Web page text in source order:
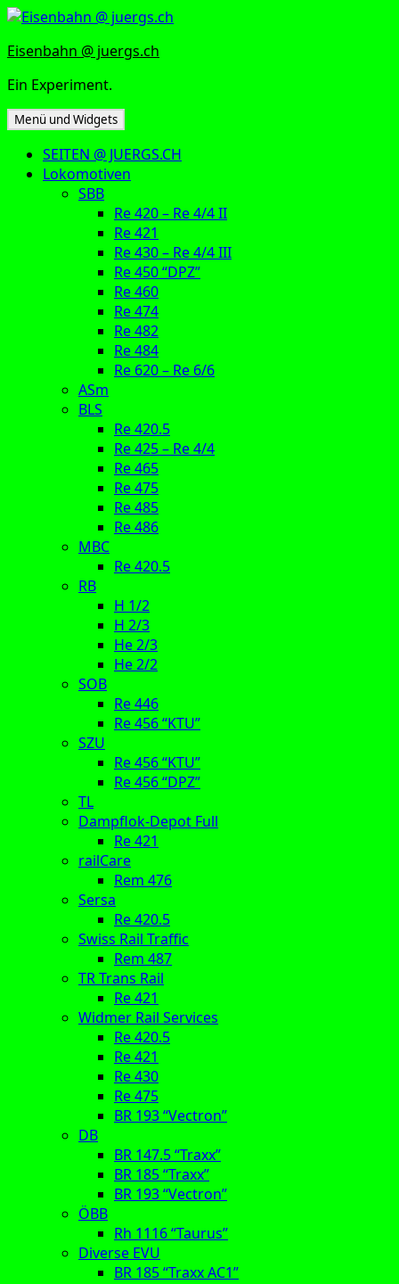
Zum
springen
Eisenbahn @ juergs.ch
Ein Experiment.
Menü und Widgets
SEITEN @ JUERGS.CH
Lokomotiven
SBB
Re 420 – Re 4/4 II
Re 421
Re 430 – Re 4/4 III
Re 450 “DPZ”
Re 460
Re 474
Re 482
Re 484
Re 620 – Re 6/6
ASm
BLS
Re 420.5
Re 425 – Re 4/4
Re 465
Re 475
Re 485
Re 486
MBC
Re 420.5
RB
H 1/2
H 2/3
He 2/3
He 2/2
SOB
Re 446
Re 456 “KTU”
SZU
Re 456 “KTU”
Re 456 “DPZ”
TL
Dampflok-Depot Full
Re 421
railCare
Rem 476
Sersa
Re 420.5
Swiss Rail Traffic
Rem 487
TR Trans Rail
Re 421
Widmer Rail Services
Re 420.5
Re 421
Re 430
Re 475
BR 193 “Vectron”
DB
BR 147.5 “Traxx”
BR 185 “Traxx”
BR 193 “Vectron”
ÖBB
Rh 1116 “Taurus”
Diverse EVU
BR 185 “Traxx AC1”